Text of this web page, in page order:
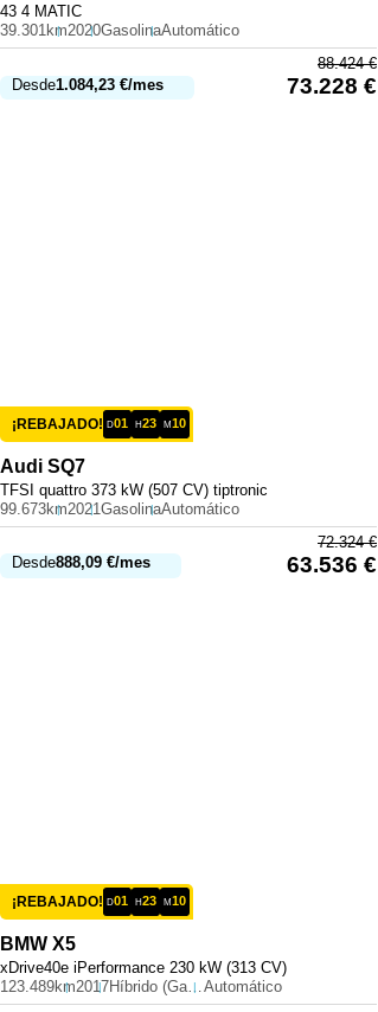
43 4 MATIC
39.301km2020GasolinaAutomático
Desde1.084,23 €/mes
88.424€
73.228 €
¡REBAJADO! D01 H23 M10
Audi SQ7
TFSI quattro 373 kW (507 CV) tiptronic
99.673km2021GasolinaAutomático
Desde888,09 €/mes
72.324€
63.536 €
¡REBAJADO! D01 H23 M10
BMW X5
xDrive40e iPerformance 230 kW (313 CV)
123.489km2017 Híbrido (Gasolina) Automático